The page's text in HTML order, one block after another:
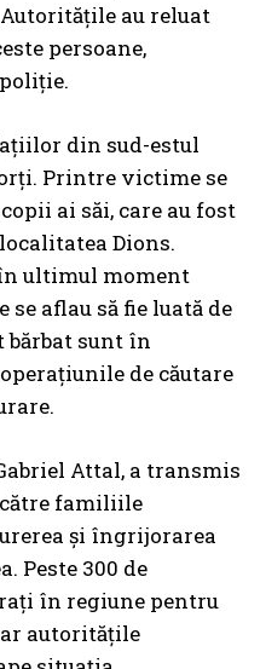
au reluat
persoane,
din sud-estul
Printre victime se
ai săi, care au fost
Dions.
ultimul moment
aflau să fie luată de
bărbat sunt în
de căutare
Attal, a transmis
familiile
și îngrijorarea
Peste 300 de
în regiune pentru
autoritățile